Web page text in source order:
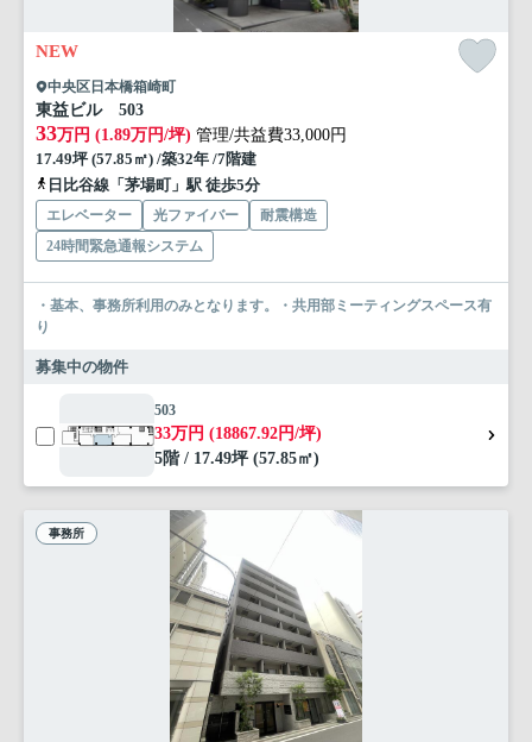
NEW
中央区日本橋箱崎町
東益ビル 503
33万円 (1.89万円/坪) 管理/共益費33,000円
17.49坪 (57.85㎡) /築32年 /7階建
日比谷線「茅場町」駅 徒歩5分
エレベーター 光ファイバー
耐震構造
24時間緊急通報システム
・基本、事務所利用のみとなります。・共用部ミーティングスペース有
り
募集中の物件
503
33万円 (18867.92円/坪)
5階 / 17.49坪 (57.85㎡)
事務所